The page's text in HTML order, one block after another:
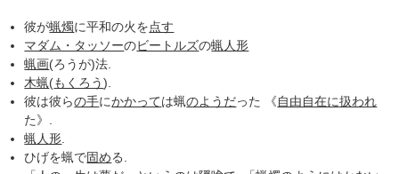
彼が蝋燭に平和の火を点す
マダム・タッソーのビートルズの蝋人形
蝋画(ろうが)法.
木蝋(もくろう).
彼は彼らの手にかかっては蝋のようだった 《自由自在に扱われ
た》.
蝋人形
ひげを蝋で固める.